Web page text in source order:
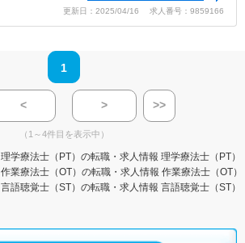
更新日：2025/04/16 求人番号：9859166
1
< > >>
（1～4件目を表示中）
理学療法士（PT）の転職・求人情報 理学療法士（PT）
作業療法士（OT）の転職・求人情報 作業療法士（OT
言語聴覚士（ST）の転職・求人情報 言語聴覚士（ST）